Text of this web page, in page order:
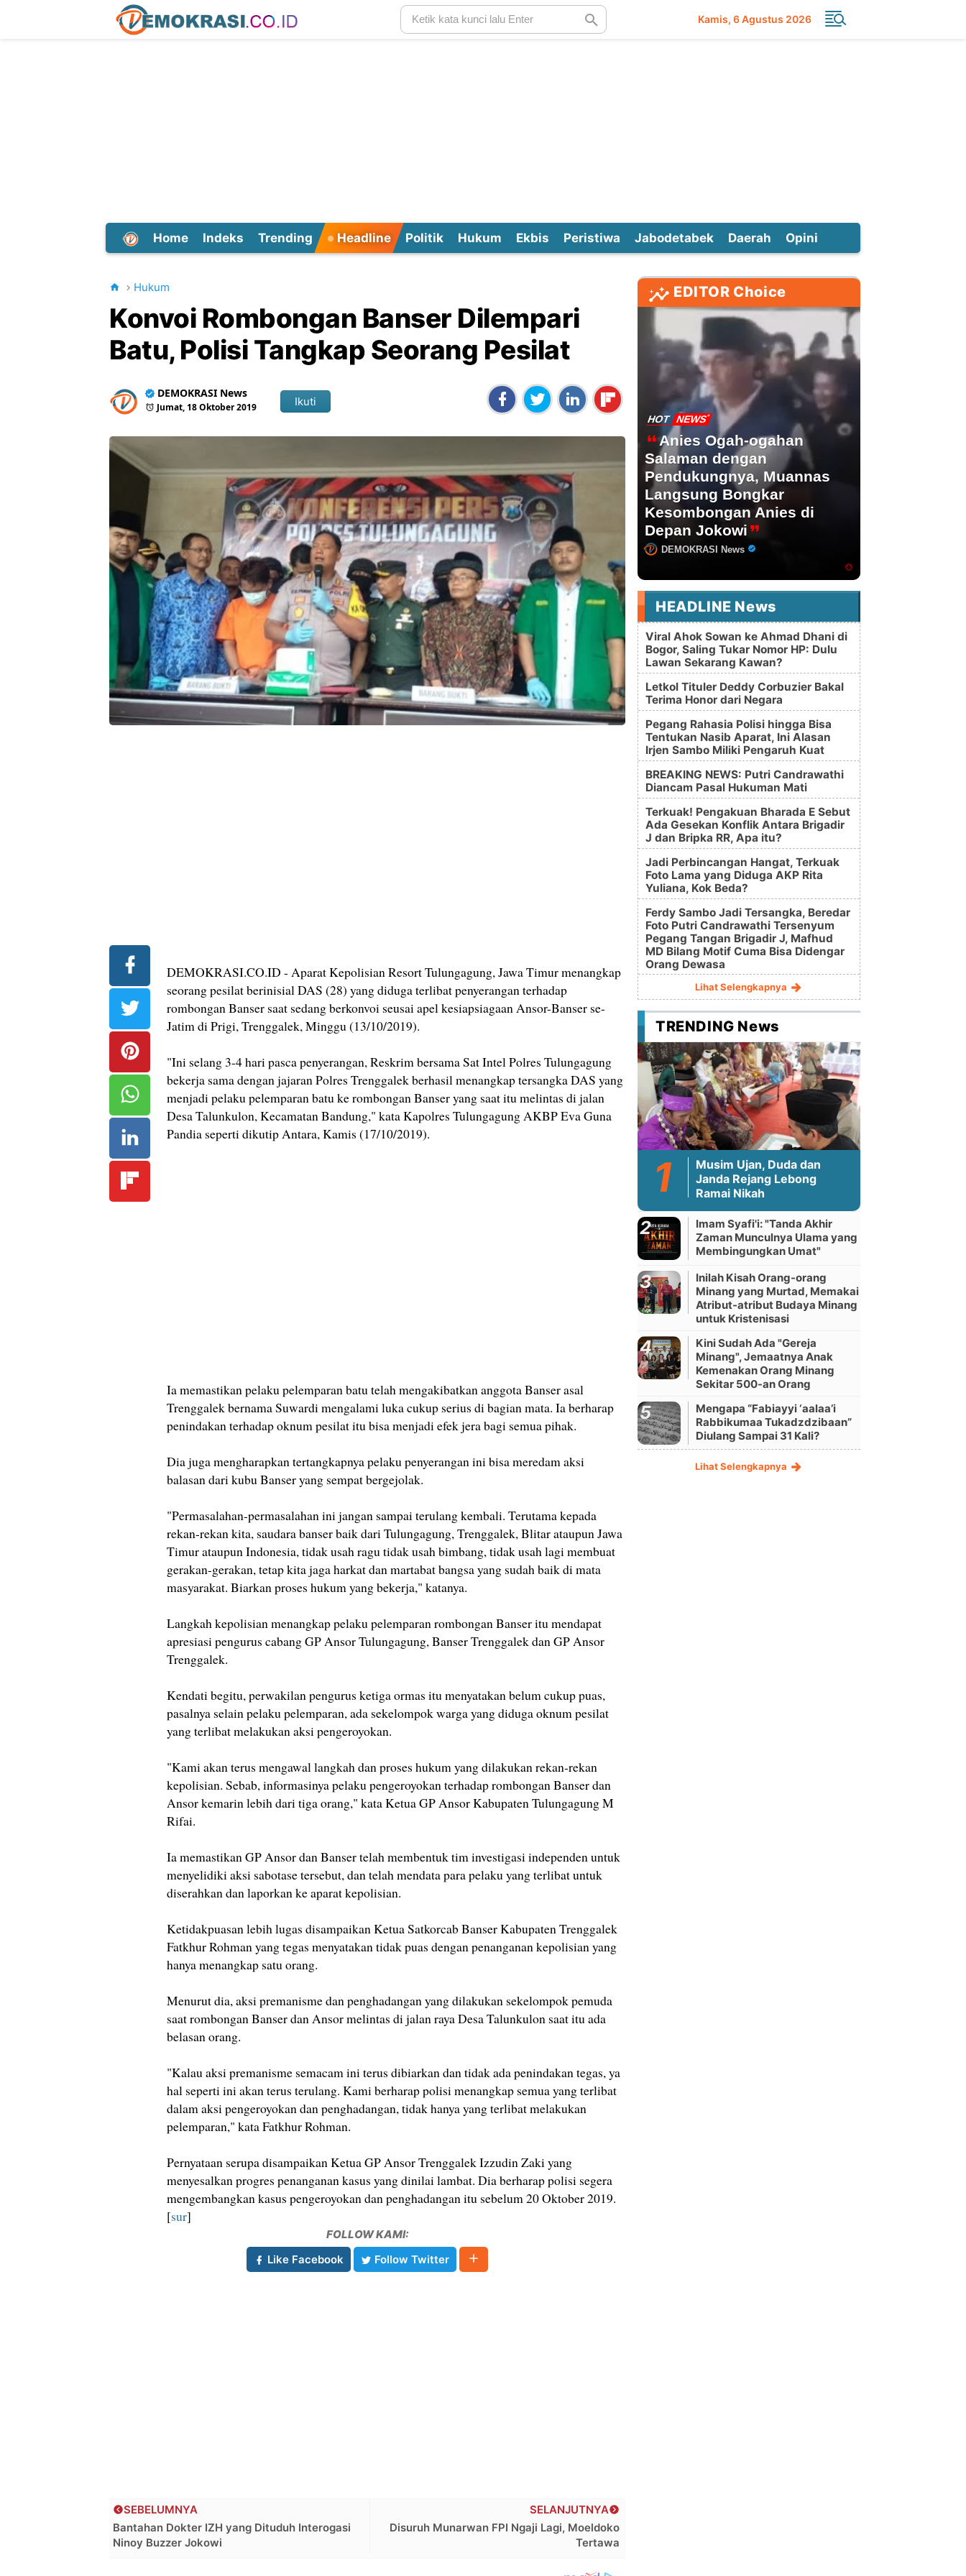
Kamis 6 Agustus 2026
Home Indeks Trending Headline Politik Hukum Ekbis Peristiwa Jabodetabek Daerah Opini
Hukum
Konvoi Rombongan Banser Dilempari
Batu, Polisi Tangkap Seorang Pesilat
DEMOKRASI News
Jumat, 18 Oktober 2019 Ikuti
DEMOKRASI.CO.ID - Aparat Kepolisian Resort Tulungagung, Jawa Timur menangkap
seorang pesilat berinisial DAS (28) yang diduga terlibat penyerangan terhadap
rombongan Banser saat sedang berkonvoi seusai apel kesiapsiagaan Ansor-Banser se-
Jatim di Prigi, Trenggalek, Minggu (13/10/2019).
"Ini selang 3-4 hari pasca penyerangan, Reskrim bersama Sat Intel Polres Tulungagung
bekerja sama dengan jajaran Polres Trenggalek berhasil menangkap tersangka DAS yang
menjadi pelaku pelemparan batu ke rombongan Banser yang saat itu melintas di jalan
Desa Talunkulon, Kecamatan Bandung," kata Kapolres Tulungagung AKBP Eva Guna
Pandia seperti dikutip Antara, Kamis (17/10/2019).
Ia memastikan pelaku pelemparan batu telah mengakibatkan anggota Banser asal
Trenggalek bernama Suwardi mengalami luka cukup serius di bagian mata. Ia berharap
penindakan terhadap oknum pesilat itu bisa menjadi efek jera bagi semua pihak.
Dia juga mengharapkan tertangkapnya pelaku penyerangan ini bisa meredam aksi
balasan dari kubu Banser yang sempat bergejolak.
"Permasalahan-permasalahan ini jangan sampai terulang kembali. Terutama kepada
rekan-rekan kita, saudara banser baik dari Tulungagung, Trenggalek, Blitar ataupun Jawa
Timur ataupun Indonesia, tidak usah ragu tidak usah bimbang, tidak usah lagi membuat
gerakan-gerakan, tetap kita jaga harkat dan martabat bangsa yang sudah baik di mata
masyarakat. Biarkan proses hukum yang bekerja," katanya.
Langkah kepolisian menangkap pelaku pelemparan rombongan Banser itu mendapat
apresiasi pengurus cabang GP Ansor Tulungagung, Banser Trenggalek dan GP Ansor
Trenggalek.
Kendati begitu, perwakilan pengurus ketiga ormas itu menyatakan belum cukup puas,
pasalnya selain pelaku pelemparan, ada sekelompok warga yang diduga oknum pesilat
yang terlibat melakukan aksi pengeroyokan.
"Kami akan terus mengawal langkah dan proses hukum yang dilakukan rekan-rekan
kepolisian. Sebab, informasinya pelaku pengeroyokan terhadap rombongan Banser dan
Ansor kemarin lebih dari tiga orang," kata Ketua GP Ansor Kabupaten Tulungagung M
Rifai.
Ia memastikan GP Ansor dan Banser telah membentuk tim investigasi independen untuk
menyelidiki aksi sabotase tersebut, dan telah mendata para pelaku yang terlibat untuk
diserahkan dan laporkan ke aparat kepolisian.
Ketidakpuasan lebih lugas disampaikan Ketua Satkorcab Banser Kabupaten Trenggalek
Fatkhur Rohman yang tegas menyatakan tidak puas dengan penanganan kepolisian yang
hanya menangkap satu orang.
Menurut dia, aksi premanisme dan penghadangan yang dilakukan sekelompok pemuda
saat rombongan Banser dan Ansor melintas di jalan raya Desa Talunkulon saat itu ada
belasan orang.
"Kalau aksi premanisme semacam ini terus dibiarkan dan tidak ada penindakan tegas, ya
hal seperti ini akan terus terulang. Kami berharap polisi menangkap semua yang terlibat
dalam aksi pengeroyokan dan penghadangan, tidak hanya yang terlibat melakukan
pelemparan," kata Fatkhur Rohman.
Pernyataan serupa disampaikan Ketua GP Ansor Trenggalek Izzudin Zaki yang
menyesalkan progres penanganan kasus yang dinilai lambat. Dia berharap polisi segera
mengembangkan kasus pengeroyokan dan penghadangan itu sebelum 20 Oktober 2019.
[sur]
FOLLOW KAMI:
Like Facebook
Follow Twitter
SELANJUTNYA
Disuruh Munarwan FPI Ngaji Lagi, Moeldoko
Tertawa
SEBELUMNYA
Bantahan Dokter IZH yang Dituduh Interogasi
Ninoy Buzzer Jokowi
EDITOR Choice
HOT NEWS
Anies Ogah-ogahan
Salaman dengan
Pendukungnya, Muannas
Langsung Bongkar
Kesombongan Anies di
Depan Jokowi
DEMOKRASI News
HEADLINE News
Viral Ahok Sowan ke Ahmad Dhani di
Bogor, Saling Tukar Nomor HP: Dulu
Lawan Sekarang Kawan?
Letkol Tituler Deddy Corbuzier Bakal
Terima Honor dari Negara
Pegang Rahasia Polisi hingga Bisa
Tentukan Nasib Aparat, Ini Alasan
Irjen Sambo Miliki Pengaruh Kuat
BREAKING NEWS: Putri Candrawathi
Diancam Pasal Hukuman Mati
Terkuak! Pengakuan Bharada E Sebut
Ada Gesekan Konflik Antara Brigadir
J dan Bripka RR, Apa itu?
Jadi Perbincangan Hangat, Terkuak
Foto Lama yang Diduga AKP Rita
Yuliana, Kok Beda?
Ferdy Sambo Jadi Tersangka, Beredar
Foto Putri Candrawathi Tersenyum
Pegang Tangan Brigadir J, Mafhud
MD Bilang Motif Cuma Bisa Didengar
Orang Dewasa
Lihat Selengkapnya
TRENDING News
Musim Ujan, Duda dan
Janda Rejang Lebong
Ramai Nikah
Imam Syafi'i: "Tanda Akhir
Zaman Munculnya Ulama yang
Membingungkan Umat"
Inilah Kisah Orang-orang
Minang yang Murtad, Memakai
Atribut-atribut Budaya Minang
untuk Kristenisasi
Kini Sudah Ada "Gereja
Minang", Jemaatnya Anak
Kemenakan Orang Minang
Sekitar 500-an Orang
Mengapa “Fabiayyi ‘aalaa’i
Rabbikumaa Tukadzdzibaan”
Diulang Sampai 31 Kali?
Lihat Selengkapnya